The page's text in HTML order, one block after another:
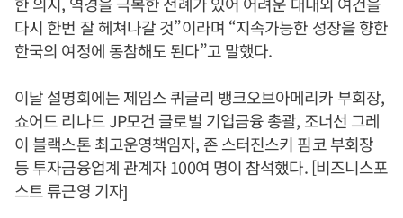
다시 한번 잘 헤쳐나갈 것”이라며 “지속가능한 성장을 향한
한국의 여정에 동참해도 된다”고 말했다.
이날 설명회에는 제임스 퀴글리 뱅크오브아메리카 부회장,
쇼어드 리나드 JP모건 글로벌 기업금융 총괄, 조너선 그레
이 블랙스톤 최고운영책임자, 존 스터진스키 핌코 부회장
등 투자금융업계 관계자 100여 명이 참석했다. [비즈니스포
스트 류근영 기자]